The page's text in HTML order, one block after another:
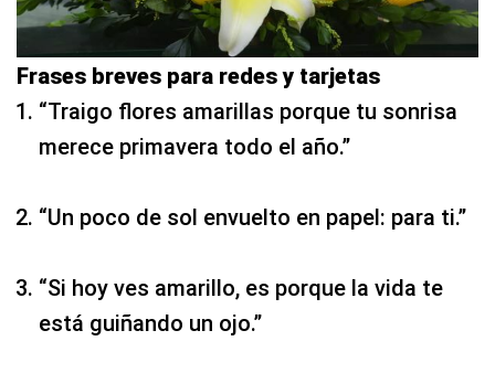
Frases breves para redes y tarjetas
“Traigo flores amarillas porque tu sonrisa
merece primavera todo el año.”
“Un poco de sol envuelto en papel: para ti.”
“Si hoy ves amarillo, es porque la vida te
está guiñando un ojo.”